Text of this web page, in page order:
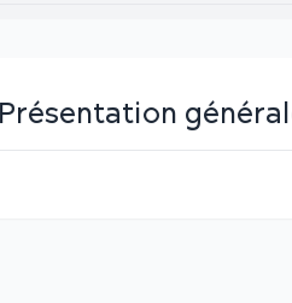
Présentation